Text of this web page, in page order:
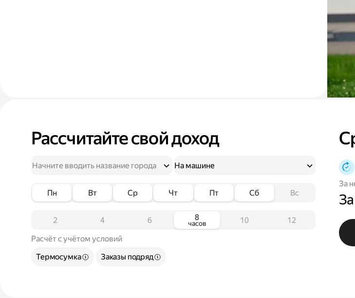
Рассчитайте свой доход
На машине
Пн Вт Ср Чт Пт Сб Вс
2 4 6 8
часов 10 12
Расчёт с учётом условий
Термосумка
Заказы подряд
За